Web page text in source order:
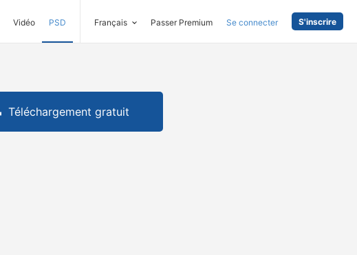
Vidéo PSD Français Passer Premium Se connecter S'inscrire
Téléchargement gratuit